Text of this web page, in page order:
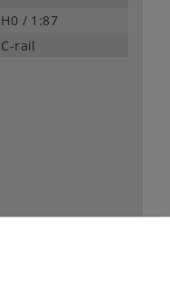
H0 / 1:87
C-rail